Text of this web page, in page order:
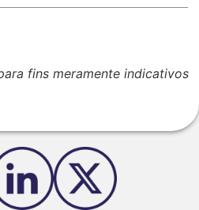
fins meramente indicativos